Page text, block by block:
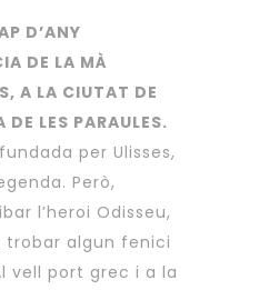
D’ANY
DE LA MÀ
A LA CIUTAT DE
DE LES PARAULES.
per Ulisses,
Però,
l’heroi Odisseu,
trobar algun fenici
vell port grec i a la